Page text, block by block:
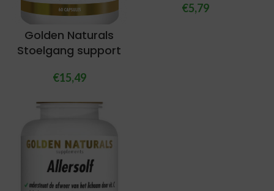
Golden Naturals
Stoelgang support
€15,49
€5,79